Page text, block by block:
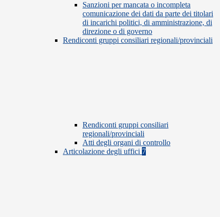
Sanzioni per mancata o incompleta
comunicazione dei dati da parte dei titolari
di incarichi politici, di amministrazione, di
direzione o di governo
Rendiconti gruppi consiliari regionali/provinciali
Rendiconti gruppi consiliari
regionali/provinciali
Atti degli organi di controllo
Articolazione degli uffici 7